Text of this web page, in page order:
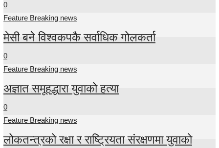
0
Feature Breaking news
मेसी बने विश्वकपकै सर्वाधिक गोलकर्ता
0
Feature Breaking news
अज्ञात समूहद्धारा युवाको हत्या
0
Feature Breaking news
लोकतन्त्रको रक्षा र राष्ट्रियता संरक्षणमा युवाको